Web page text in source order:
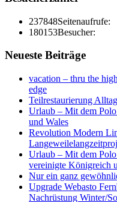
237848Seitenaufrufe:
180153Besucher:
Neueste Beiträge
vacation – thru the
edge
Teilrestaurierung
Urlaub – Mit dem
und Wales
Revolution Modern
Urlaub – Mit dem
vereinigte Königreich
Nur ein ganz
Upgrade Webasto
Nachrüstung Winter/